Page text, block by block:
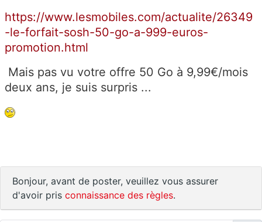
https://www.lesmobiles.com/actualite/26349
-le-forfait-sosh-50-go-a-999-euros-
promotion.html
Mais pas vu votre offre 50 Go à 9,99€/mois
deux ans, je suis surpris ...
Bonjour, avant de poster, veuillez vous assurer
d'avoir pris connaissance des règles.